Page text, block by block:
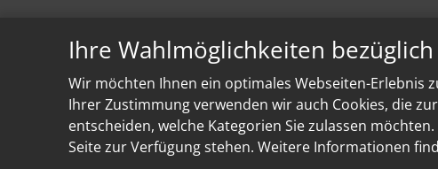
Ihre Wahlmöglichkeiten
Wir möchten Ihnen ein optimales Webseiten-Erlebnis
Ihrer Zustimmung verwenden wir auch Cookies, die
entscheiden, welche Kategorien Sie zulassen
Seite zur Verfügung stehen. Weitere Informationen